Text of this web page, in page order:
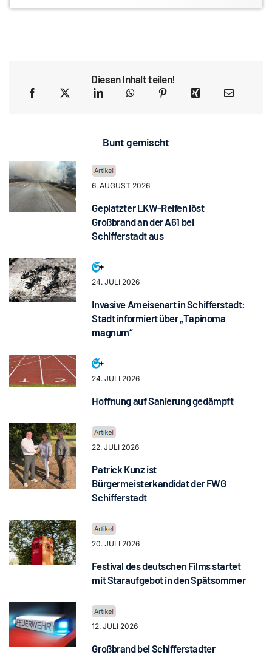
Diesen Inhalt teilen!
Bunt gemischt
6. AUGUST 2026
Geplatzter LKW-Reifen löst
Großbrand an der A61 bei
Schifferstadt aus
24. JULI 2026
Invasive Ameisenart in Schifferstadt:
Stadt informiert über „Tapinoma
magnum“
24. JULI 2026
Hoffnung auf Sanierung gedämpft
22. JULI 2026
Patrick Kunz ist
Bürgermeisterkandidat der FWG
Schifferstadt
20. JULI 2026
Festival des deutschen Films startet
mit Staraufgebot in den Spätsommer
12. JULI 2026
Großbrand bei Schifferstadter